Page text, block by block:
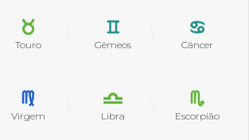
Touro Gêmeos Câncer
Virgem Libra Escorpião